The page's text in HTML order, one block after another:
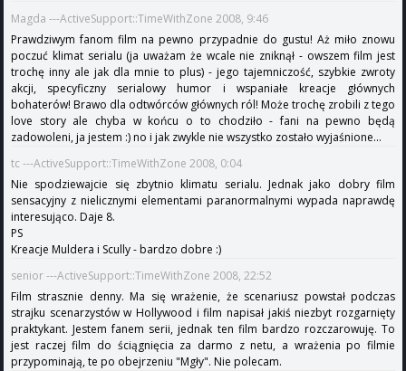
Magda ---ActiveSupport::TimeWithZone 2008, 9:46
Prawdziwym fanom film na pewno przypadnie do gustu! Aż miło znowu
poczuć klimat serialu (ja uważam że wcale nie zniknął - owszem film jest
trochę inny ale jak dla mnie to plus) - jego tajemniczość, szybkie zwroty
akcji, specyficzny serialowy humor i wspaniałe kreacje głównych
bohaterów! Brawo dla odtwórców głównych ról! Może trochę zrobili z tego
love story ale chyba w końcu o to chodziło - fani na pewno będą
zadowoleni, ja jestem :) no i jak zwykle nie wszystko zostało wyjaśnione...
tc ---ActiveSupport::TimeWithZone 2008, 0:04
Nie spodziewajcie się zbytnio klimatu serialu. Jednak jako dobry film
sensacyjny z nielicznymi elementami paranormalnymi wypada naprawdę
interesująco. Daje 8.
PS
Kreacje Muldera i Scully - bardzo dobre :)
senior ---ActiveSupport::TimeWithZone 2008, 22:52
Film strasznie denny. Ma się wrażenie, że scenariusz powstał podczas
strajku scenarzystów w Hollywood i film napisał jakiś niezbyt rozgarnięty
praktykant. Jestem fanem serii, jednak ten film bardzo rozczarowuję. To
jest raczej film do ściągnięcia za darmo z netu, a wrażenia po filmie
przypominają, te po obejrzeniu "Mgły". Nie polecam.